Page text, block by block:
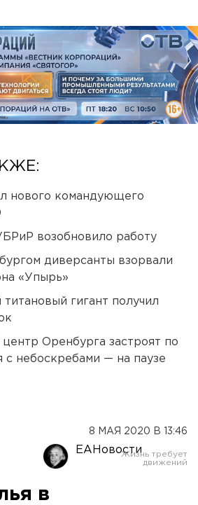
нового командующего
возобновило работу
диверсанты взорвали
«Упырь»
гигант получил
Оренбурга застроят по
с небоскребами — на паузе
8 МАЯ 2020 В 13:46
ЕАНовости
в